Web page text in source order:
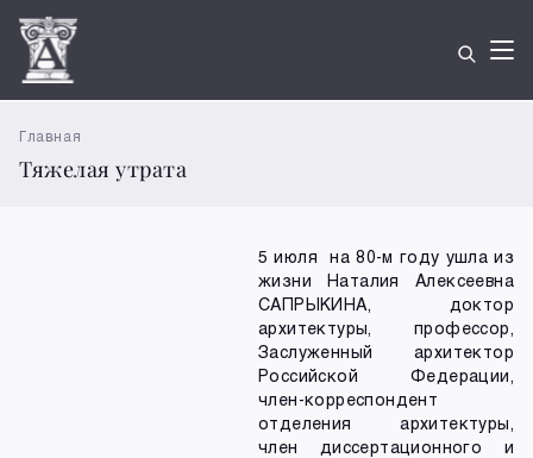
Главная
Тяжелая утрата
5 июля на 80-м году ушла из
жизни Наталия Алексеевна
САПРЫКИНА, доктор
архитектуры, профессор,
Заслуженный архитектор
Российской Федерации,
член-корреспондент
отделения архитектуры,
член диссертационного и